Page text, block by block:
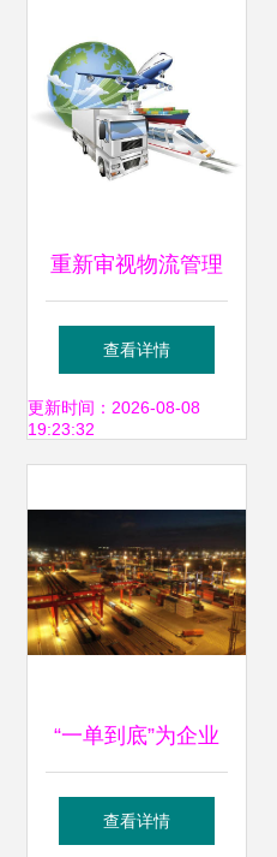
重新审视物流管理
专业 多式联运的真
正意义在哪里
查看详情
更新时间：2026-08-08
19:23:32
“一单到底”为企业
出海降本30%，宁
查看详情